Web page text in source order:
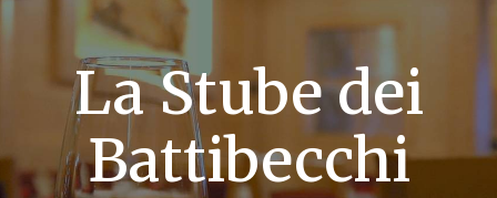
La Stube dei
Battibecchi